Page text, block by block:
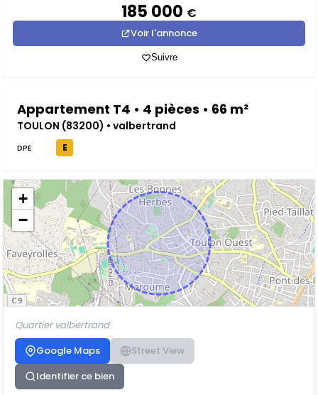
185 000 €
Voir l'annonce
Suivre
Appartement T4 • 4 pièces • 66 m²
TOULON (83200) • valbertrand
DPE E
+
−
Quartier valbertrand
Google Maps
Street View
Identifier ce bien